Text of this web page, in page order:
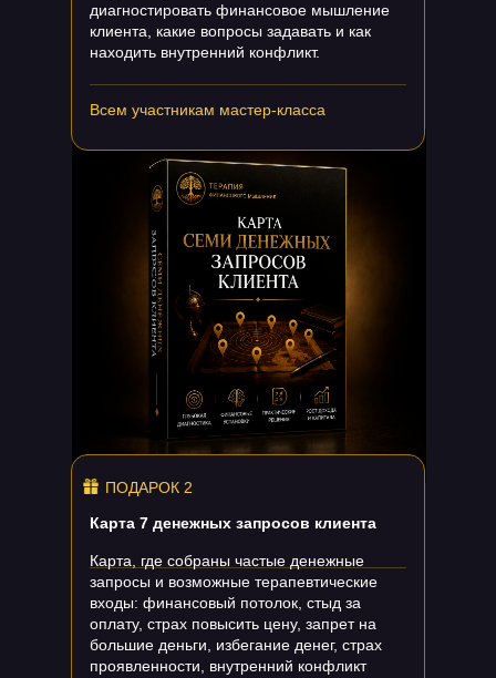
Карта 7 денежных запросов клиента
Карта, где собраны частые денежные
запросы и возможные терапевтические
входы: финансовый потолок, стыд за
оплату, страх повысить цену, запрет на
большие деньги, избегание денег, страх
проявленности, внутренний конфликт
ПОДАРОК 2
диагностировать финансовое мышление
клиента, какие вопросы задавать и как
находить внутренний конфликт.
Всем участникам мастер-класса